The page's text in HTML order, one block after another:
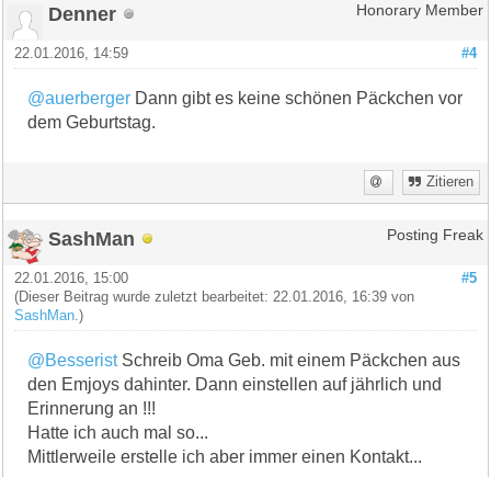
Denner Honorary Member
#4
22.01.2016, 14:59
@auerberger Dann gibt es keine schönen Päckchen vor
dem Geburtstag.
Zitieren
SashMan Posting Freak
#5
22.01.2016, 15:00
(Dieser Beitrag wurde zuletzt bearbeitet: 22.01.2016, 16:39 von
SashMan .)
@BesseristSchreib Oma Geb. mit einem Päckchen aus
den Emjoys dahinter. Dann einstellen auf jährlich und
Erinnerung an !!!
Hatte ich auch mal so...
Mittlerweile erstelle ich aber immer einen Kontakt...